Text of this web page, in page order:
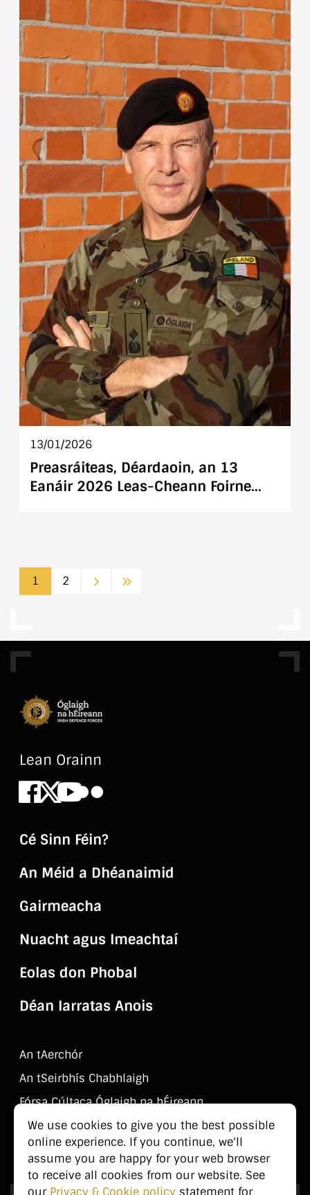
We use cookies to give you the best possible
online experience. If you continue, we'll
assume you are happy for your web browser
to receive all cookies from our website. See
our Privacy & Cookie policy statement for
13/01/2026
Preasráiteas, Déardaoin, an 13
Eanáir 2026 Leas-Cheann Foirne
1 2 Next
Lean Orainn
Facebook
X Youtube
Flickr
Cé Sinn Féin?
An Méid a Dhéanaimid
Gairmeacha
Nuacht agus Imeachtaí
Eolas don Phobal
Déan Iarratas Anois
An tAerchór
An tSeirbhí­s Chabhlaigh
Fórsa Cúltaca Óglaigh na hÉireann
Déan Teagmháil Linn
Eolas don Phobal